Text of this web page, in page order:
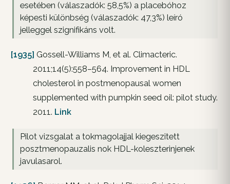
esetében (válaszadók: 58,5%) a placebóhoz
képesti különbség (válaszadók: 47,3%) leíró
jelleggel szignifikáns volt.
[1935] Gossell-Williams M, et al. Climacteric.
2011;14(5):558–564. Improvement in HDL
cholesterol in postmenopausal women
supplemented with pumpkin seed oil: pilot study.
2011. Link
Pilot vizsgalat a tokmagolajjal kiegeszitett
posztmenopauzalis nok HDL-koleszterinjenek
javulasarol.